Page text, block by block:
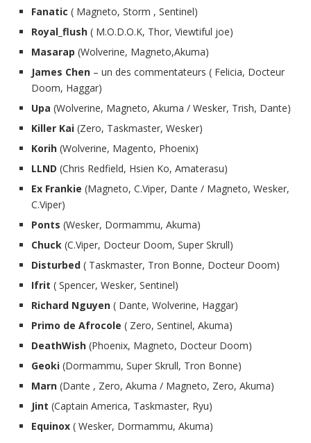
Fanatic ( Magneto, Storm , Sentinel)
Royal_flush ( M.O.D.O.K, Thor, Viewtiful joe)
Masarap (Wolverine, Magneto,Akuma)
James Chen – un des commentateurs ( Felicia, Docteur
Doom, Haggar)
Upa (Wolverine, Magneto, Akuma / Wesker, Trish, Dante)
Killer Kai (Zero, Taskmaster, Wesker)
Korih (Wolverine, Magento, Phoenix)
LLND (Chris Redfield, Hsien Ko, Amaterasu)
Ex Frankie (Magneto, C.Viper, Dante / Magneto, Wesker,
C.Viper)
Ponts (Wesker, Dormammu, Akuma)
Chuck (C.Viper, Docteur Doom, Super Skrull)
Disturbed ( Taskmaster, Tron Bonne, Docteur Doom)
Ifrit ( Spencer, Wesker, Sentinel)
Richard Nguyen ( Dante, Wolverine, Haggar)
Primo de Afrocole ( Zero, Sentinel, Akuma)
DeathWish (Phoenix, Magneto, Docteur Doom)
Geoki (Dormammu, Super Skrull, Tron Bonne)
Marn (Dante , Zero, Akuma / Magneto, Zero, Akuma)
Jint (Captain America, Taskmaster, Ryu)
Equinox ( Wesker, Dormammu, Akuma)